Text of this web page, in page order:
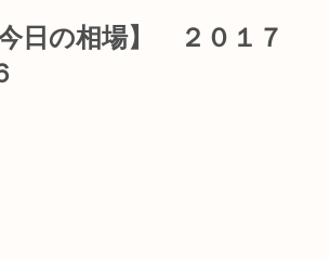
日の相場】 ２０１７